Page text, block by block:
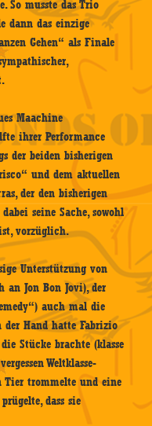
So musste das Trio
dann das einzige
Gehen“ als Finale
Maachine
ihrer Performance
der beiden bisherigen
und dem aktuellen
der den bisherigen
seine Sache, sowohl
vorzüglich.
Unterstützung von
an Jon Bon Jovi), der
auch mal die
der Hand hatte Fabrizio
Stücke brachte (klasse
Weltklasse-
Tier trommelte und eine
dass sie